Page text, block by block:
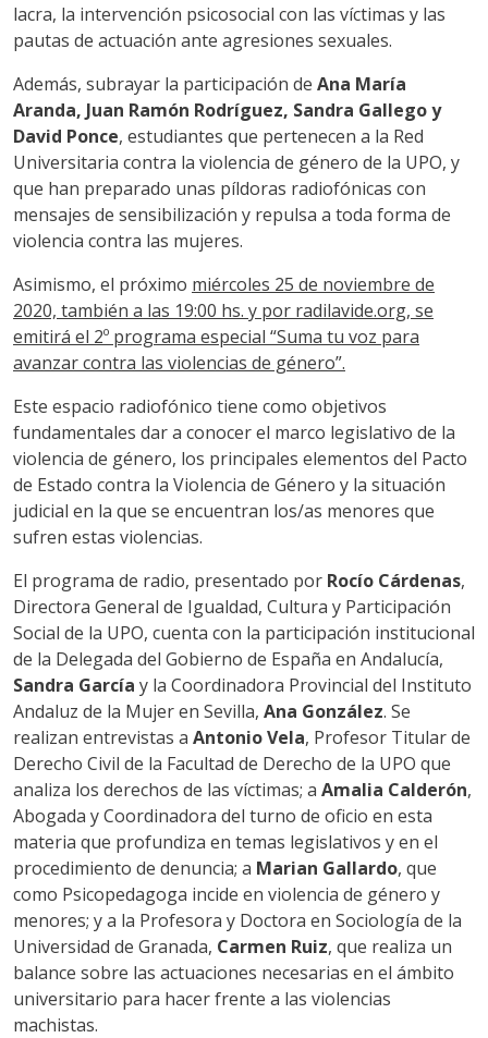
lacra, la intervención psicosocial con las víctimas y las
pautas de actuación ante agresiones sexuales.
Además, subrayar la participación de Ana María
Aranda, Juan Ramón Rodríguez, Sandra Gallego y
David Ponce, estudiantes que pertenecen a la Red
Universitaria contra la violencia de género de la UPO, y
que han preparado unas píldoras radiofónicas con
mensajes de sensibilización y repulsa a toda forma de
violencia contra las mujeres.
Asimismo, el próximo miércoles 25 de noviembre de
2020, también a las 19:00 hs. y por radilavide.org, se
emitirá el 2º programa especial “Suma tu voz para
avanzar contra las violencias de género”.
Este espacio radiofónico tiene como objetivos
fundamentales dar a conocer el marco legislativo de la
violencia de género, los principales elementos del Pacto
de Estado contra la Violencia de Género y la situación
judicial en la que se encuentran los/as menores que
sufren estas violencias.
El programa de radio, presentado por Rocío Cárdenas,
Directora General de Igualdad, Cultura y Participación
Social de la UPO, cuenta con la participación institucional
de la Delegada del Gobierno de España en Andalucía,
Sandra García y la Coordinadora Provincial del Instituto
Andaluz de la Mujer en Sevilla, Ana González. Se
realizan entrevistas a Antonio Vela, Profesor Titular de
Derecho Civil de la Facultad de Derecho de la UPO que
analiza los derechos de las víctimas; a Amalia Calderón,
Abogada y Coordinadora del turno de oficio en esta
materia que profundiza en temas legislativos y en el
procedimiento de denuncia; a Marian Gallardo, que
como Psicopedagoga incide en violencia de género y
menores; y a la Profesora y Doctora en Sociología de la
Universidad de Granada, Carmen Ruiz, que realiza un
balance sobre las actuaciones necesarias en el ámbito
universitario para hacer frente a las violencias
machistas.